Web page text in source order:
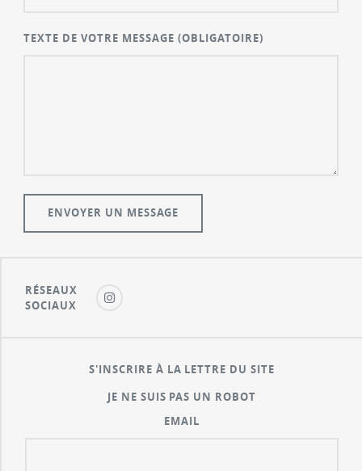
TEXTE DE VOTRE MESSAGE(OBLIGATOIRE)
RÉSEAUX
SOCIAUX
S'INSCRIRE À LA LETTRE DU SITE
JE NE SUIS PAS UN ROBOT
EMAIL